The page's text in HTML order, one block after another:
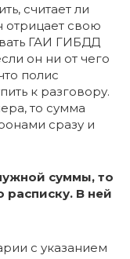
считает ли
отрицает свою
ГАИ ГИБДД
он ни от чего
полис
к разговору.
то сумма
сразу и
суммы, то
расписку. В ней
с указанием